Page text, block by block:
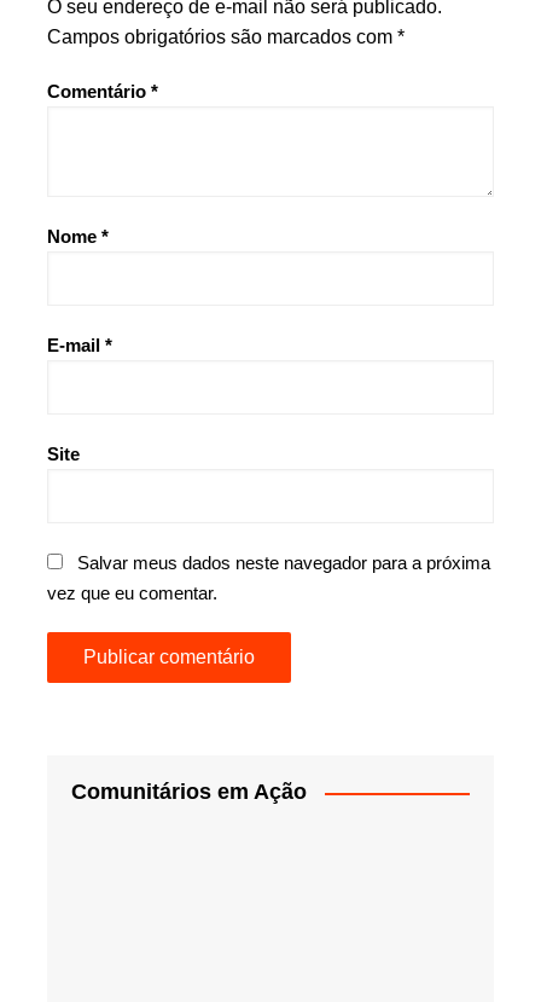
O seu endereço de e-mail não será publicado.
Campos obrigatórios são marcados com *
Comentário *
Nome *
E-mail *
Site
Salvar meus dados neste navegador para a próxima
vez que eu comentar.
Comunitários em Ação